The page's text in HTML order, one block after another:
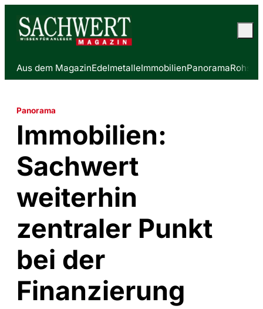
Aus dem MagazinEdelmetalleImmobilienPanorama
Panorama
Immobilien:
Sachwert
weiterhin
zentraler Punkt
bei der
Finanzierung